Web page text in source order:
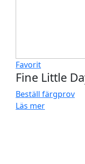
Favorit
Fine Little
Beställ färgprov
Läs mer